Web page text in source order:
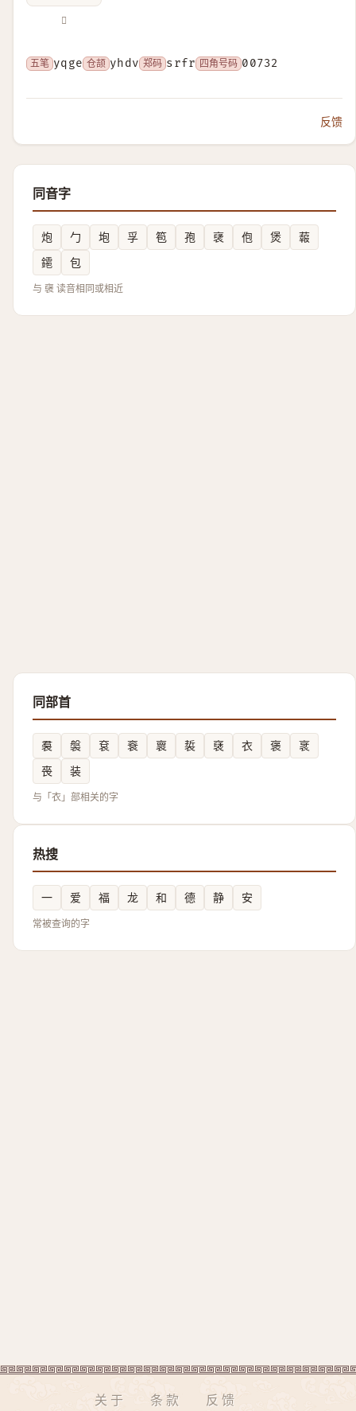
𧝾
五笔 yqge 仓颉 yhdv 郑码 srfr 四角号码 00732
反馈
同音字
炮 勹 垉 孚 笣 孢 裦 佨 煲
蕔
䥤
包
与 襃 读音相同或相近
同部首
裠 褩 袞 䘱 褱 裚 褎 衣 褒
衺
䘮
装
与「衣」部相关的字
热搜
一 爱 福 龙 和 德 静 安
常被查询的字
关于 条款 反馈